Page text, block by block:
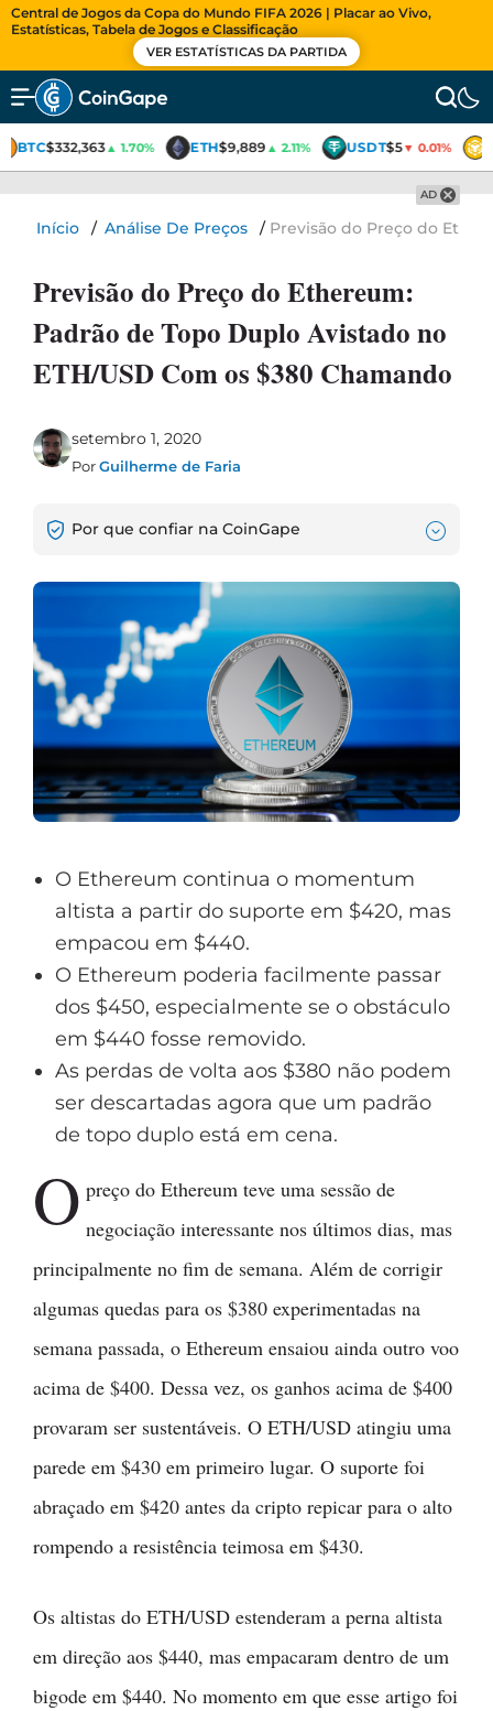
Central de Jogos da Copa do Mundo FIFA 2026 | Placar ao Vivo,
Estatísticas, Tabela de Jogos e Classificação
VER ESTATÍSTICAS DA PARTIDA
BTC$332,363▲ 1.70% ETH$9,889▲ 2.11% USDT$5▼ 0.01%
AD
Início / Análise De Preços / Previsão do Preço do
Previsão do Preço do Ethereum:
Padrão de Topo Duplo Avistado no
ETH/USD Com os $380 Chamando
setembro 1, 2020
PorGuilherme de Faria
Por que confiar na CoinGape
O Ethereum continua o momentum
altista a partir do suporte em $420, mas
empacou em $440.
O Ethereum poderia facilmente passar
dos $450, especialmente se o obstáculo
em $440 fosse removido.
As perdas de volta aos $380 não podem
ser descartadas agora que um padrão
de topo duplo está em cena.
O preço do Ethereum teve uma sessão de
negociação interessante nos últimos dias, mas
principalmente no fim de semana. Além de corrigir
algumas quedas para os $380 experimentadas na
semana passada, o Ethereum ensaiou ainda outro voo
acima de $400. Dessa vez, os ganhos acima de $400
provaram ser sustentáveis. O ETH/USD atingiu uma
parede em $430 em primeiro lugar. O suporte foi
abraçado em $420 antes da cripto repicar para o alto
rompendo a resistência teimosa em $430.
Os altistas do ETH/USD estenderam a perna altista
em direção aos $440, mas empacaram dentro de um
bigode em $440. No momento em que esse artigo foi